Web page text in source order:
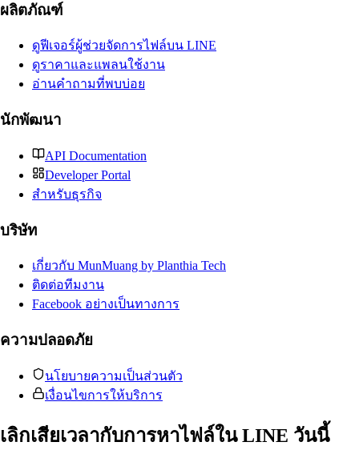
ผลิตภัณฑ์
ดูฟีเจอร์ผู้ช่วยจัดการไฟล์บน LINE
ดูราคาและแพลนใช้งาน
อ่านคำถามที่พบบ่อย
นักพัฒนา
API Documentation
Developer Portal
สำหรับธุรกิจ
บริษัท
เกี่ยวกับ MunMuang by Planthia Tech
ติดต่อทีมงาน
Facebook อย่างเป็นทางการ
ความปลอดภัย
นโยบายความเป็นส่วนตัว
เงื่อนไขการให้บริการ
เลิกเสียเวลากับการหาไฟล์ใน LINE วันนี้